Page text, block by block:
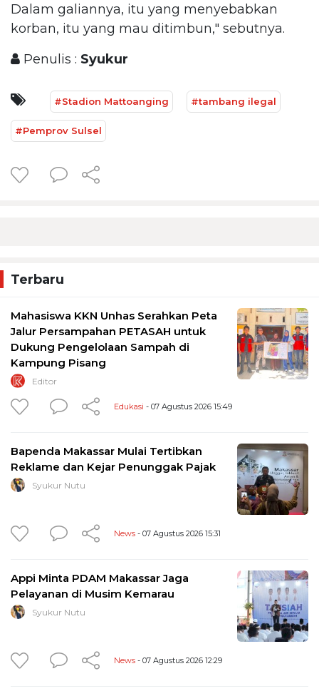
Dalam galiannya, itu yang menyebabkan
korban, itu yang mau ditimbun," sebutnya.
Penulis : Syukur
#Stadion Mattoanging #tambang ilegal
#Pemprov Sulsel
Terbaru
Mahasiswa KKN Unhas Serahkan Peta
Jalur Persampahan PETASAH untuk
Dukung Pengelolaan Sampah di
Kampung Pisang
Editor
Edukasi - 07 Agustus 2026 15:49
Bapenda Makassar Mulai Tertibkan
Reklame dan Kejar Penunggak Pajak
Syukur Nutu
News - 07 Agustus 2026 15:31
Appi Minta PDAM Makassar Jaga
Pelayanan di Musim Kemarau
Syukur Nutu
News - 07 Agustus 2026 12:29